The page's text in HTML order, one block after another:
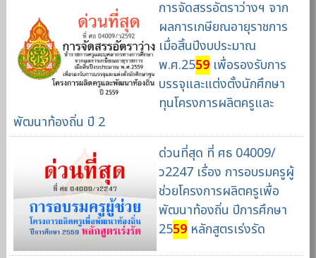
การจัดสรรอัตราว่างฯ จาก
ผลการเกษียณอายุราชการ
เมื่อสิ้นปีงบประมาณ
พ.ศ.2559เพื่อรองรับการ
บรรจุและแต่งตั้งนักศึกษา
ทุนโครงการผลิตครูและ
พัฒนาท้องถิ่น ปี 2
ด่วนที่สุด ที่ ศธ 04009/
ว2247 เรื่อง การอบรมครูผู้
ช่วยโครงการผลิตครูเพื่อ
พัฒนาท้องถิ่น ปีการศึกษา
2559หลักสูตรเร่งรัด